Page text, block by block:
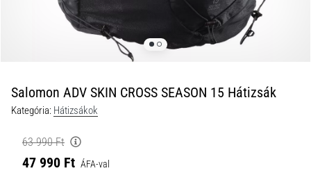
egyszer
minden
futót
elér,
legyen
szó
Salomon ADV SKIN CROSS SEASON 15 Hátizsák
Kategória: Hátizsákok
63 990 Ft
47 990 Ft ÁFA-val